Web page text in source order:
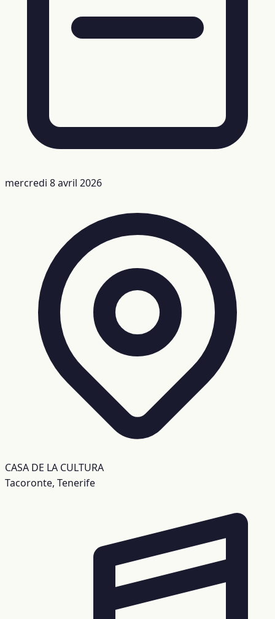
mercredi 8 avril 2026
CASA DE LA CULTURA
Tacoronte, Tenerife